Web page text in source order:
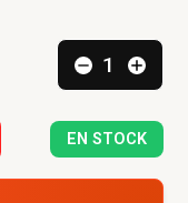
EN STOCK